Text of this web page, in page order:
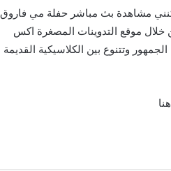
مشاهدة بث مباشر حفلة مي فاروق
خلال موقع التدوينات المصغرة اكس
وتتنوع بين الكلاسيكية القديمة